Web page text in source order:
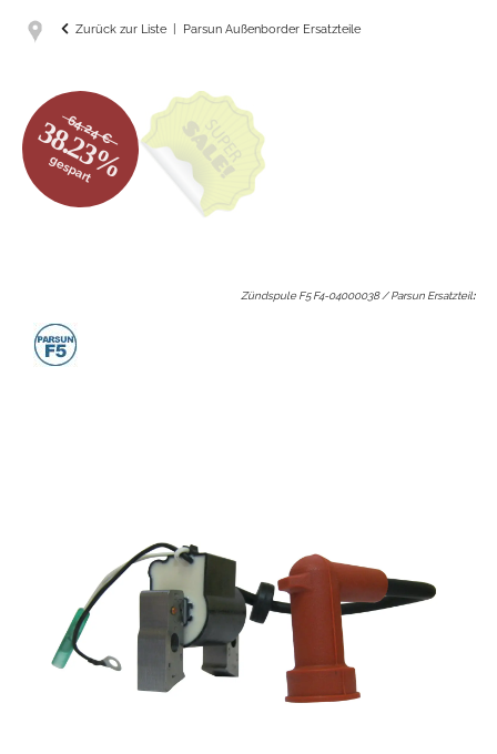
Zurück zur Liste Parsun Außenborder Ersatzteile
64.24 €
38.23%
gespart
Zündspule F5 F4-04000038 / Parsun Ersatzteil: